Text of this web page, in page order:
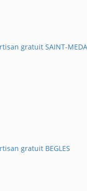
gratuit SAINT-
gratuit BEGLES